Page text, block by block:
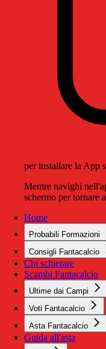
per installare la App
Mentre navighi
schermo per tornare
Home
Probabili Formazioni
Consigli Fantacalcio
Chi schierare
Scambi Fantacalcio
Ultime dai Campi
Voti Fantacalcio
Asta Fantacalcio
Guida all'asta